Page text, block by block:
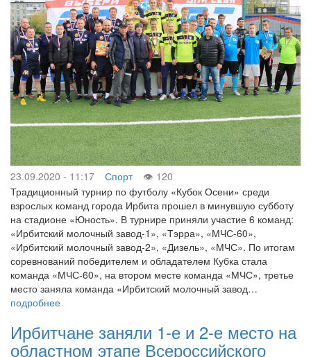
23.09.2020 - 11:17 Спорт
120
Традиционный турнир по футболу «Кубок Осени» среди
взрослых команд города Ирбита прошел в минувшую субботу
на стадионе «Юность». В турнире приняли участие 6 команд:
«Ирбитский молочный завод-1», «Тэрра», «МЧС-60»,
«Ирбитский молочный завод-2», «Дизель», «МЧС». По итогам
соревнований победителем и обладателем Кубка стала
команда «МЧС-60», на втором месте команда «МЧС», третье
место заняла команда «Ирбитский молочный завод…
подробнее
Ирбитчане заняли 1-е и 2-е место на
областном этапе Всероссийского